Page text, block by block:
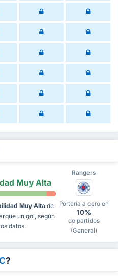
Rangers
Muy Alta
Muy Alta de
un gol, según
datos.
Portería a cero en
10%
de partidos
(General)
?